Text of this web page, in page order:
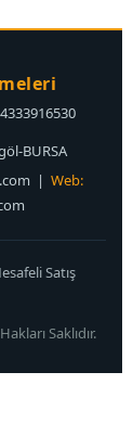
BURSA
| Web:
Satış
Saklıdır.